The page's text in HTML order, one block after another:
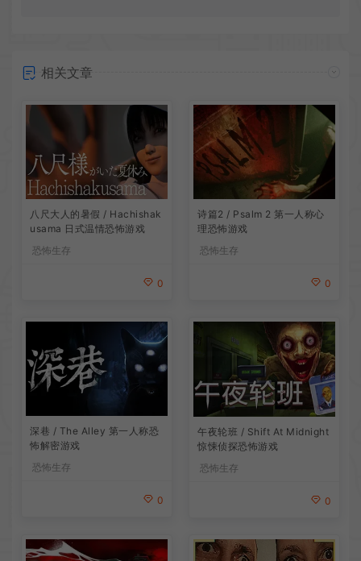
相关文章
八尺大人的暑假 / Hachishak
usama 日式温情恐怖游戏
恐怖生存
0
诗篇2 / Psalm 2 第一人称心
理恐怖游戏
恐怖生存
0
深巷 / The Alley 第一人称恐
怖解密游戏
恐怖生存
0
午夜轮班 / Shift At Midnight
惊悚侦探恐怖游戏
恐怖生存
0